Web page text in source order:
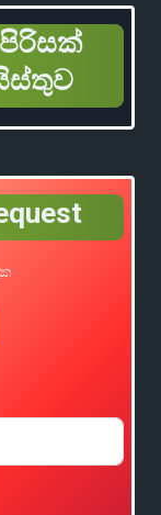
පිරිසක්